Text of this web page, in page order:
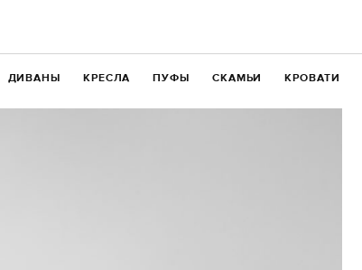
ДИВАНЫ КРЕСЛА ПУФЫ СКАМЬИ КРОВАТИ